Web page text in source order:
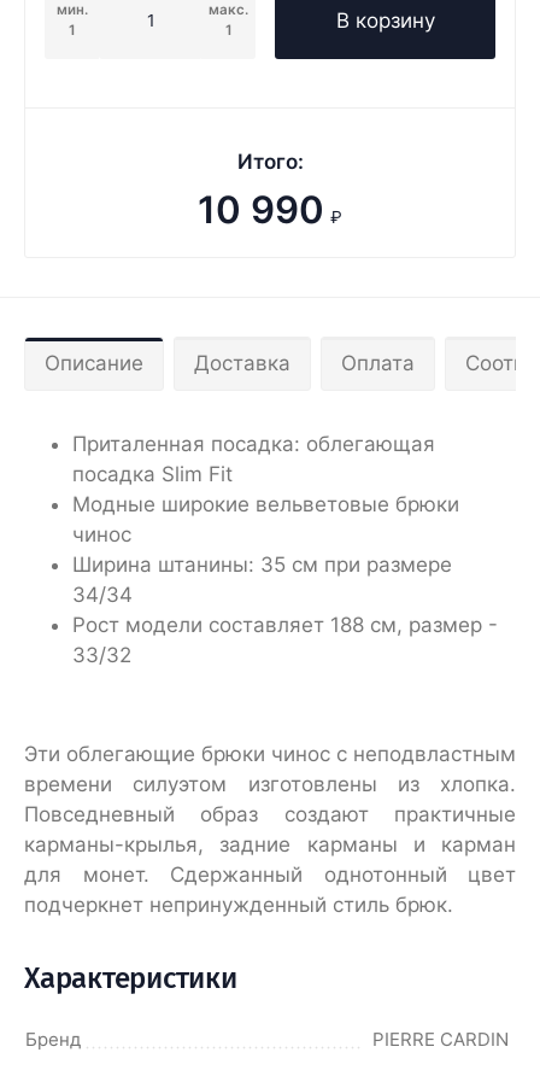
мин.
1
макс.
1
В корзину
Итого:
10 990 ₽
Описание Доставка Оплата
Приталенная посадка: облегающая
посадка Slim Fit
Модные широкие вельветовые брюки
чинос
Ширина штанины: 35 см при размере
34/34
Рост модели составляет 188 см, размер -
33/32
Эти облегающие брюки чинос с неподвластным
времени силуэтом изготовлены из хлопка.
Повседневный образ создают практичные
карманы-крылья, задние карманы и карман
для монет. Сдержанный однотонный цвет
подчеркнет непринужденный стиль брюк.
Характеристики
Бренд
PIERRE CARDIN